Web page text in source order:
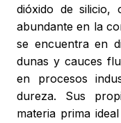
dióxido de silicio,
abundante en la
se encuentra en
dunas y cauces
en procesos
dureza. Sus
materia prima